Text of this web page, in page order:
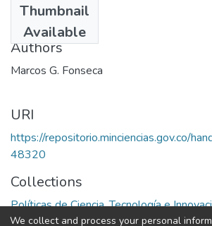
Thumbnail
Available
1978
Authors
Marcos G. Fonseca
URI
https://repositorio.minciencias.gov.co/
48320
Collections
Políticas de Ciencia, Tecnología e
We collect and process your personal